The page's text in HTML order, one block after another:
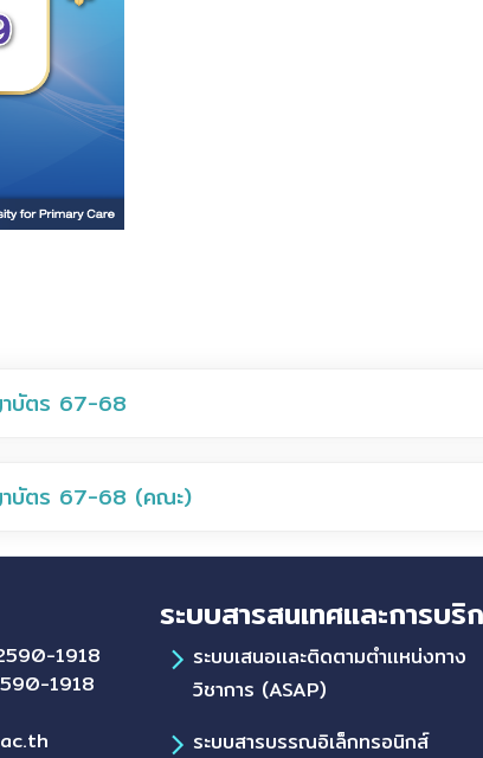
าบัตร 67-68
าบัตร 67-68 (คณะ)
1918
1918
ระบบสารสนเทศและการบริ
ระบบเสนอเเละติดตามตำเเหน่งทาง
วิชาการ (ASAP)
ระบบสารบรรณอิเล็กทรอนิกส์